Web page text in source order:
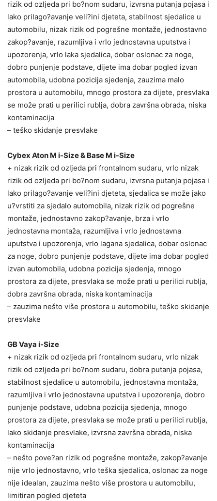
rizik od ozljeda pri bo?nom sudaru, izvrsna putanja pojasa i
lako prilago?avanje veli?ini djeteta, stabilnost sjedalice u
automobilu, nizak rizik od pogrešne montaže, jednostavno
zakop?avanje, razumljiva i vrlo jednostavna uputstva i
upozorenja, vrlo laka sjedalica, dobar oslonac za noge,
dobro punjenje podstave, dijete ima dobar pogled izvan
automobila, udobna pozicija sjedenja, zauzima malo
prostora u automobilu, mnogo prostora za dijete, presvlaka
se može prati u perilici rublja, dobra završna obrada, niska
kontaminacija
– teško skidanje presvlake
Cybex Aton M i-Size & Base M i-Size
+ nizak rizik od ozljeda pri frontalnom sudaru, vrlo nizak
rizik od ozljeda pri bo?nom sudaru, izvrsna putanja pojasa i
lako prilago?avanje veli?ini djeteta, sjedalica se može jako
u?vrstiti za sjedalo automobila, nizak rizik od pogrešne
montaže, jednostavno zakop?avanje, brza i vrlo
jednostavna montaža, razumljiva i vrlo jednostavna
uputstva i upozorenja, vrlo lagana sjedalica, dobar oslonac
za noge, dobro punjenje podstave, dijete ima dobar pogled
izvan automobila, udobna pozicija sjedenja, mnogo
prostora za dijete, presvlaka se može prati u perilici rublja,
dobra završna obrada, niska kontaminacija
– zauzima nešto više prostora u automobilu, teško skidanje
presvlake
GB Vaya i-Size
+ nizak rizik od ozljeda pri frontalnom sudaru, vrlo nizak
rizik od ozljeda pri bo?nom sudaru, dobra putanja pojasa,
stabilnost sjedalice u automobilu, jednostavna montaža,
razumljiva i vrlo jednostavna uputstva i upozorenja, dobro
punjenje podstave, udobna pozicija sjedenja, mnogo
prostora za dijete, presvlaka se može prati u perilici rublja,
lako skidanje presvlake, izvrsna završna obrada, niska
kontaminacija
– nešto pove?an rizik od pogrešne montaže, zakop?avanje
nije vrlo jednostavno, vrlo teška sjedalica, oslonac za noge
nije idealan, zauzima nešto više prostora u automobilu,
limitiran pogled djeteta